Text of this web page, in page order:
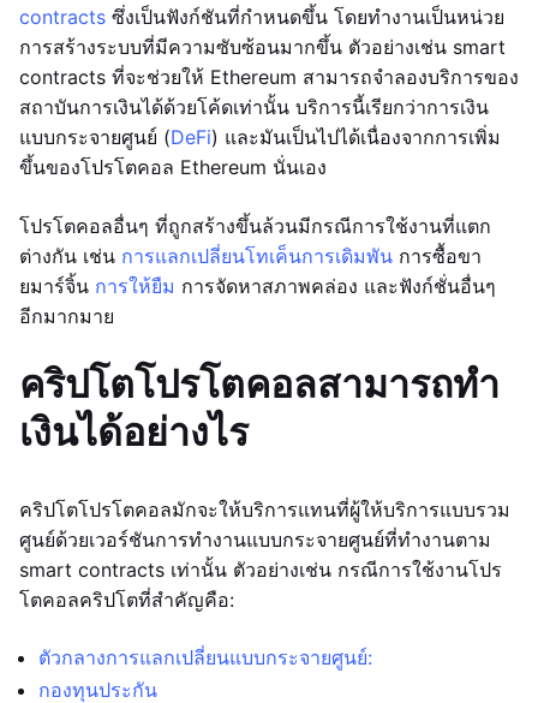
contracts ซึ่งเป็นฟังก์ชันที่กำหนดขึ้น โดยทำงานเป็นหน่วย
การสร้างระบบที่มีความซับซ้อนมากขึ้น ตัวอย่างเช่น smart
contracts ที่จะช่วยให้ Ethereum สามารถจำลองบริการของ
สถาบันการเงินได้ด้วยโค้ดเท่านั้น บริการนี้เรียกว่าการเงิน
แบบกระจายศูนย์ (DeFi) และมันเป็นไปได้เนื่องจากการเพิ่ม
ขึ้นของโปรโตคอล Ethereum นั่นเอง
โปรโตคอลอื่นๆ ที่ถูกสร้างขึ้นล้วนมีกรณีการใช้งานที่แตก
ต่างกัน เช่น การแลกเปลี่ยนโทเค็นการเดิมพัน การซื้อขา
ยมาร์จิ้น การให้ยืม การจัดหาสภาพคล่อง และฟังก์ชั่นอื่นๆ
อีกมากมาย
คริปโตโปรโตคอลสามารถทำ
เงินได้อย่างไร
คริปโตโปรโตคอลมักจะให้บริการแทนที่ผู้ให้บริการแบบรวม
ศูนย์ด้วยเวอร์ชันการทำงานแบบกระจายศูนย์ที่ทำงานตาม
smart contracts เท่านั้น ตัวอย่างเช่น กรณีการใช้งานโปร
โตคอลคริปโตที่สำคัญคือ:
ตัวกลางการแลกเปลี่ยนแบบกระจายศูนย์:
กองทุนประกัน